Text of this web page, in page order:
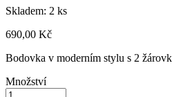
Skladem: 2 ks
690,00 Kč
Bodovka v moderním stylu s 2
Množství